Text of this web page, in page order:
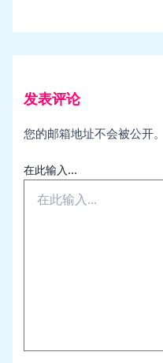
发表评论
您的邮箱地址不会被公开。
在此输入...